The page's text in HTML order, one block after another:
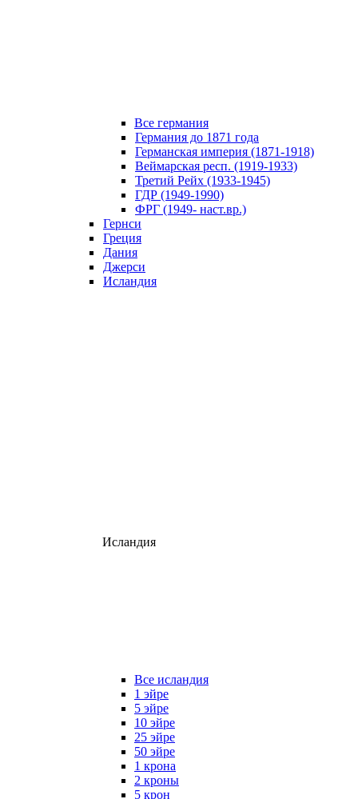
Все германия
Германия до 1871 года
Германская империя (1871-1918)
Веймарская респ. (1919-1933)
Третий Рейх (1933-1945)
ГДР (1949-1990)
ФРГ (1949- наст.вр.)
Гернси
Греция
Дания
Джерси
Исландия
Исландия
Все исландия
1 эйре
5 эйре
10 эйре
25 эйре
50 эйре
1 крона
2 кроны
5 крон